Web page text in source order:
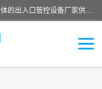
云南实名智科技有限公司是生产、销售、安装为一体的出入口管控设备厂家供应商。主营:电动伸缩门、道闸、广告道闸、重型空降闸、车牌识别、门禁通道、升降柱、岗亭、旗杆等智能设备。主营产品: 电动伸缩门,道闸门禁,车牌识别 生产、销售、安装为一体的出入口管控设备厂家源头供应商。